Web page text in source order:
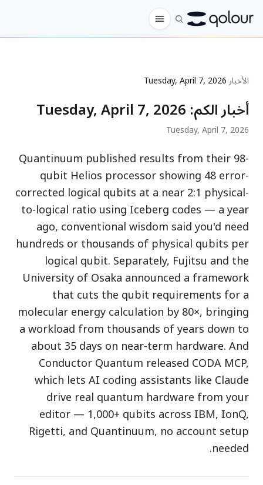
لـ
الهواة
المعلمون
الأطفال وأولياء الأمور
المؤسسات
العلم
كيوبتات في الواقع
دراسة حالة تعليمية
دراسة حالة توعوية
QCaMP Quantum Fundamentals Workshop
Undergraduate Quantum Education
الورقة التقنية
الموارد
دليل المستخدم
الحواسيب الكمومية
الأخبار›
Tuesday, April 7, 2026
أخبار الكم:
Tuesday, April 7, 2026
Tuesday, April 7, 2026
Quantinuum published results from their 98-
qubit Helios processor showing 48 error-
corrected logical qubits at a near 2:1 physical-
to-logical ratio using Iceberg codes — a year
ago, conventional wisdom said you'd need
hundreds or thousands of physical qubits per
logical qubit. Separately, Fujitsu and the
University of Osaka announced a framework
that cuts the qubit requirements for a
molecular energy calculation by 80×, bringing
a workload from thousands of years down to
about 35 days on near-term hardware. And
Conductor Quantum released CODA MCP,
which lets AI coding assistants like Claude
drive real quantum hardware from your
editor — 1,000+ qubits across IBM, IonQ,
Rigetti, and Quantinuum, no account setup
needed.